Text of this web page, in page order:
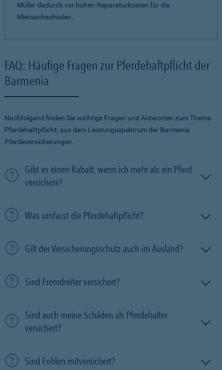
Müller dadurch vor hohen Reparaturkosten für die
Mietsachschäden.
FAQ: Häufige Fragen zur Pferdehaftpflicht der
Barmenia
Nachfolgend finden Sie wichtige Fragen und Antworten zum Thema
Pferdehaftpflicht, aus dem Leistungsspektrum der Barmenia
Pferdeversicherungen.
Gibt es einen Rabatt, wenn ich mehr als ein Pferd
versichere?
Was umfasst die Pferdehaftpflicht?
Gilt der Versicherungsschutz auch im Ausland?
Sind Fremdreiter versichert?
Sind auch meine Schäden als Pferdehalter
versichert?
Sind Fohlen mitversichert?